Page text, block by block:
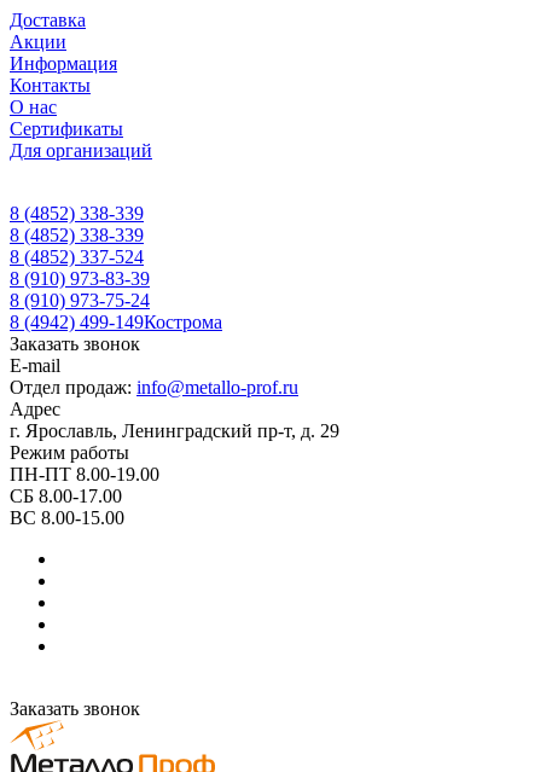
Доставка
Акции
Информация
Контакты
О нас
Сертификаты
Для организаций
8 (4852) 338-339
8 (4852) 338-339
8 (4852) 337-524
8 (910) 973-83-39
8 (910) 973-75-24
8 (4942) 499-149Кострома
Заказать звонок
E-mail
Отдел продаж: info@metallo-prof.ru
Адрес
г. Ярославль, Ленинградский пр-т, д. 29
Режим работы
ПН-ПТ 8.00-19.00
СБ 8.00-17.00
ВС 8.00-15.00
Заказать звонок